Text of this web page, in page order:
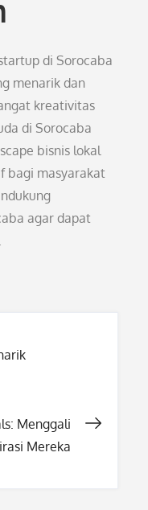
di Sorocaba
menarik dan
kreativitas
di Sorocaba
bisnis lokal
bagi masyarakat
agar dapat
Menggali
Mereka